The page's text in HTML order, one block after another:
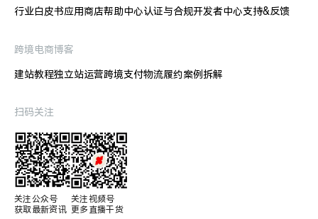
行业白皮书应用商店帮助中心认证与合规开发者中心支持&反馈
跨境电商博客
建站教程独立站运营跨境支付物流履约案例拆解
扫码关注
关注公众号
获取最新资讯
关注视频号
更多直播干货